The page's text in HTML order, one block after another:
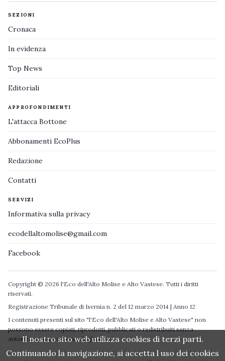
SEZIONI
Cronaca
In evidenza
Top News
Editoriali
APPROFONDIMENTI
L'attacca Bottone
Abbonamenti EcoPlus
Redazione
Contatti
SERVIZI
Informativa sulla privacy
ecodellaltomolise@gmail.com
Facebook
Copyright © 2026 l'Eco dell'Alto Molise e Alto Vastese. Tutti i diritti
riservati.
Registrazione Tribunale di Isernia n. 2 del 12 marzo 2014 | Anno 12
I contenuti presenti sul sito "l'Eco dell'Alto Molise e Alto Vastese" non
possono essere copiati, riprodotti, pubblicati o redistribuiti senza
autorizzazione espressa degli autori.
Il nostro sito web utilizza cookies di terzi parti.
Continuando la navigazione, si accetta l uso dei cookies